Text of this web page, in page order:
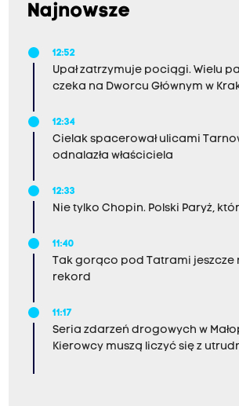
Najnowsze
12:52
Upał zatrzymuje pociągi. Wielu
czeka na Dworcu Głównym w
12:34
Cielak spacerował ulicami
odnalazła właściciela
12:33
Nie tylko Chopin. Polski Paryż,
11:40
Tak gorąco pod Tatrami jeszcze
rekord
11:17
Seria zdarzeń drogowych w
Kierowcy muszą liczyć się z